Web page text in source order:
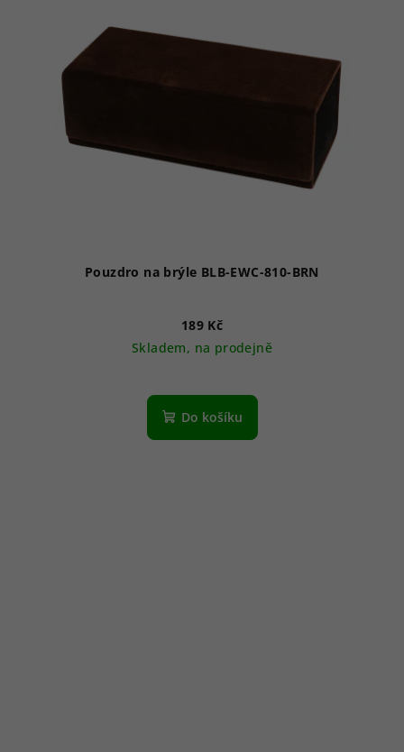
Pouzdro na brýle BLB-EWC-810-BRN
189 Kč
Skladem, na prodejně
Do košíku